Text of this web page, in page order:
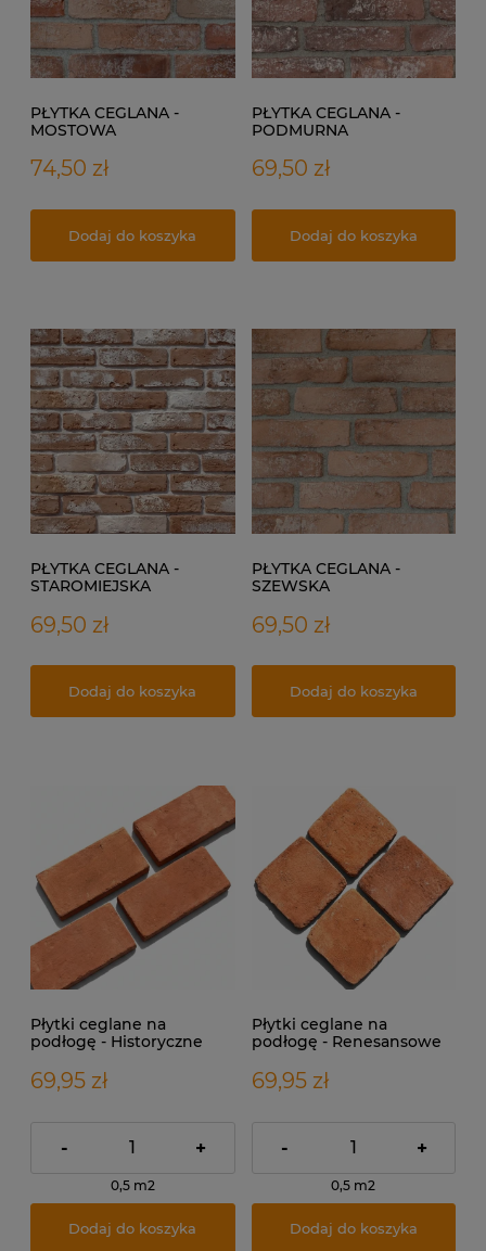
PŁYTKA CEGLANA -
MOSTOWA
74,50 zł
Dodaj do koszyka
PŁYTKA CEGLANA -
PODMURNA
69,50 zł
Dodaj do koszyka
PŁYTKA CEGLANA -
STAROMIEJSKA
69,50 zł
Dodaj do koszyka
PŁYTKA CEGLANA -
SZEWSKA
69,50 zł
Dodaj do koszyka
Płytki ceglane na
podłogę - Historyczne
69,95 zł
- +
0,5 m2
Dodaj do koszyka
Płytki ceglane na
podłogę - Renesansowe
69,95 zł
- +
0,5 m2
Dodaj do koszyka